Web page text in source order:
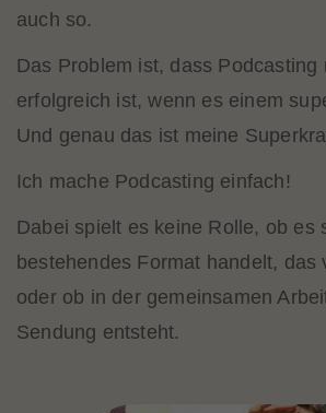
auch so.
Das Problem ist, dass Podcasting
erfolgreich ist, wenn es einem
Und genau das ist meine
Ich mache Podcasting einfach!
Dabei spielt es keine Rolle, ob es
bestehendes Format handelt, das
oder ob in der gemeinsamen
Sendung entsteht.